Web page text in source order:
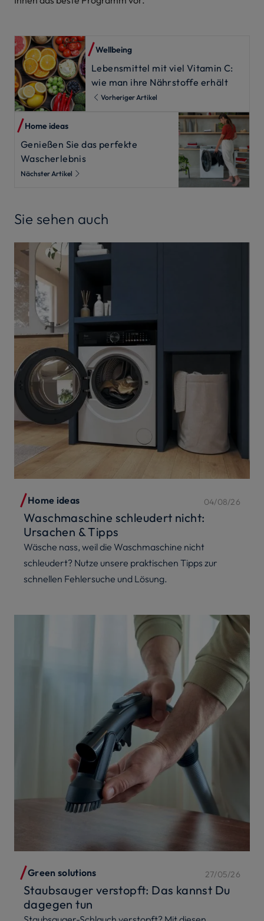
Wellbeing
Lebensmittel mit viel Vitamin C:
wie man ihre Nährstoffe erhält
Vorheriger Artikel
Home ideas
Genießen Sie das perfekte
Wascherlebnis
Nächster Artikel
Sie sehen auch
Home ideas 04/08/26
Waschmaschine schleudert nicht:
Ursachen & Tipps
Wäsche nass, weil die Waschmaschine nicht
schleudert? Nutze unsere praktischen Tipps zur
schnellen Fehlersuche und Lösung.
Green solutions 27/05/26
Staubsauger verstopft: Das kannst Du
dagegen tun